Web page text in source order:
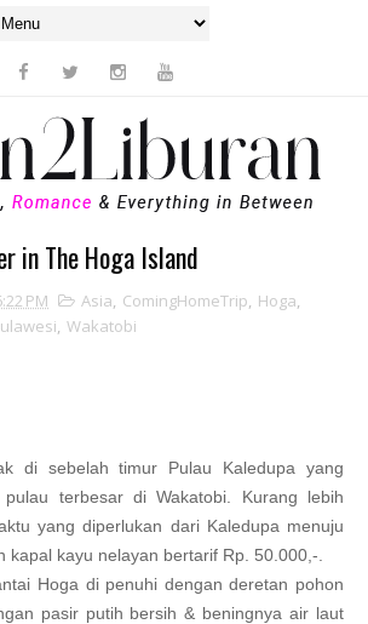
in The Hoga Island
PM Asia, ComingHomeTrip, Hoga,
, Wakatobi
di sebelah timur Pulau Kaledupa yang
terbesar di Wakatobi. Kurang lebih
yang diperlukan dari Kaledupa menuju
kapal kayu nelayan bertarif Rp. 50.000,-.
Hoga di penuhi dengan deretan pohon
pasir putih bersih & beningnya air laut